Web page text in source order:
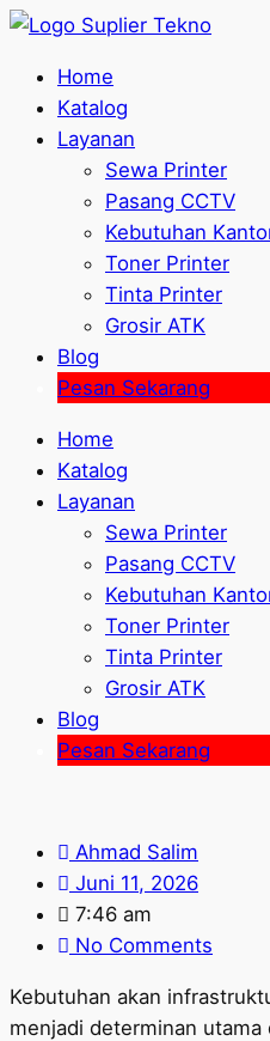
Home
Katalog
Layanan
Sewa Printer
Pasang CCTV
Kebutuhan
Toner Printer
Tinta Printer
Grosir ATK
Blog
Pesan Sekarang
Home
Katalog
Layanan
Sewa Printer
Pasang CCTV
Kebutuhan
Toner Printer
Tinta Printer
Grosir ATK
Blog
Pesan Sekarang
Ahmad Salim
Juni 11, 2026
7:46 am
No Comments
Kebutuhan akan
menjadi determinan utama